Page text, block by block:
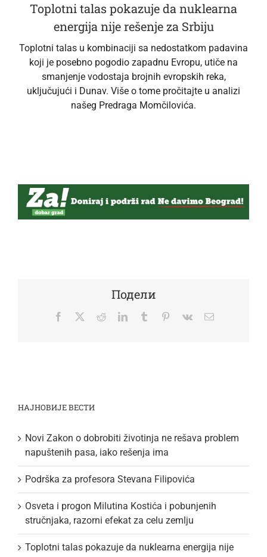
Toplotni talas pokazuje da nuklearna
energija nije rešenje za Srbiju
Toplotni talas u kombinaciji sa nedostatkom padavina
koji je posebno pogodio zapadnu Evropu, utiče na
smanjenje vodostaja brojnih evropskih reka,
uključujući i Dunav. Više o tome pročitajte u analizi
našeg Predraga Momčilovića.
Подели
Facebook
TwitterRedditLinkedInTumblr Pinterest
Vk Email
НАЈНОВИЈЕ ВЕСТИ
Novi Zakon o dobrobiti životinja ne rešava problem
napuštenih pasa, iako rešenja ima
Podrška za profesora Stevana Filipovića
Osveta i progon Milutina Kostića i pobunjenih
stručnjaka, razorni efekat za celu zemlju
Toplotni talas pokazuje da nuklearna energija nije